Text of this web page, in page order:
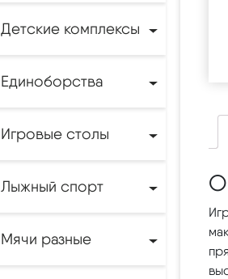
Детские комплексы
Единоборства
Игровые столы
Лыжный спорт
Мячи разные